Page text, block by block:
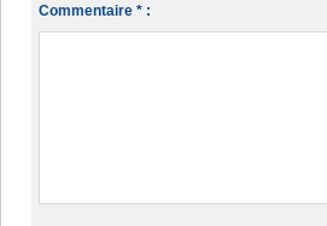
Commentaire * :